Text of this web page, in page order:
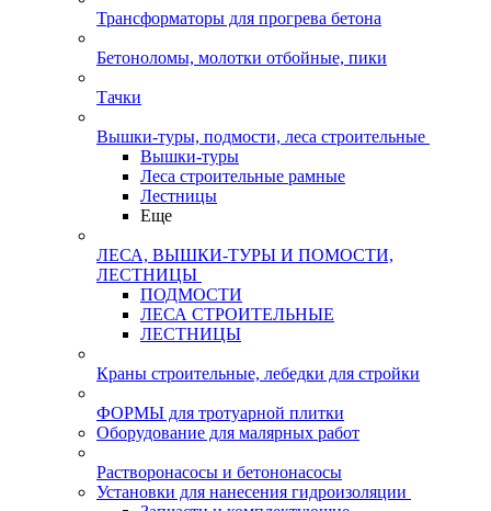
Трансформаторы для прогрева бетона
Бетоноломы, молотки отбойные, пики
Тачки
Вышки-туры, подмости, леса строительные
Вышки-туры
Леса строительные рамные
Лестницы
Еще
ЛЕСА, ВЫШКИ-ТУРЫ И ПОМОСТИ,
ЛЕСТНИЦЫ
ПОДМОСТИ
ЛЕСА СТРОИТЕЛЬНЫЕ
ЛЕСТНИЦЫ
Краны строительные, лебедки для стройки
ФОРМЫ для тротуарной плитки
Оборудование для малярных работ
Растворонасосы и бетононасосы
Установки для нанесения гидроизоляции